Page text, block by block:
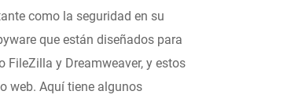
como la seguridad en su
que están diseñados para
FileZilla y Dreamweaver, y estos
web. Aquí tiene algunos